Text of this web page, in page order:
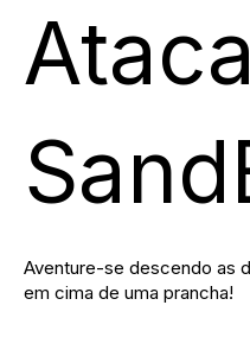
Aventure-se descendo as
em cima de uma prancha!